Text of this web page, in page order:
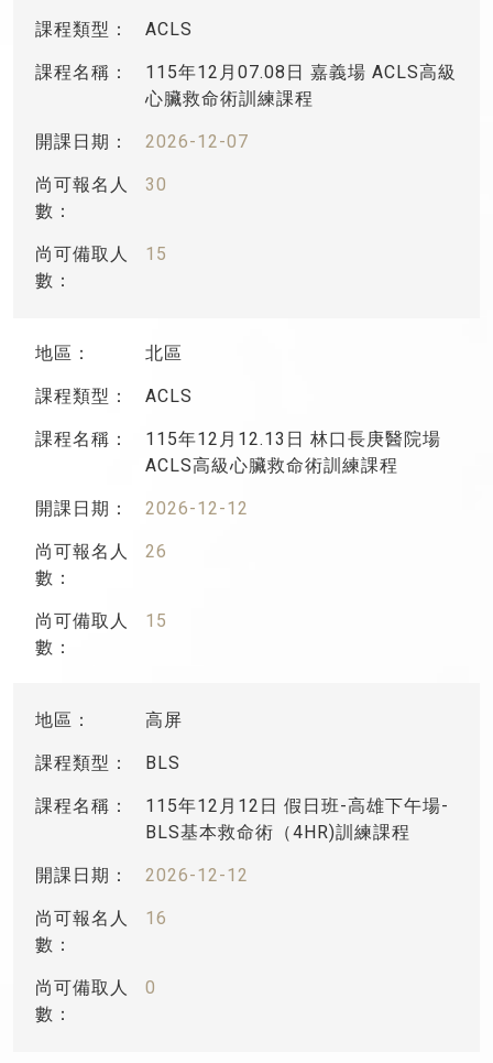
ACLS
115年12月07.08日 嘉義場 ACLS高級
心臟救命術訓練課程
2026-12-07
30
15
北區
ACLS
115年12月12.13日 林口長庚醫院場
ACLS高級心臟救命術訓練課程
2026-12-12
26
15
高屏
BLS
115年12月12日 假日班-高雄下午場-
BLS基本救命術（4HR)訓練課程
2026-12-12
16
0